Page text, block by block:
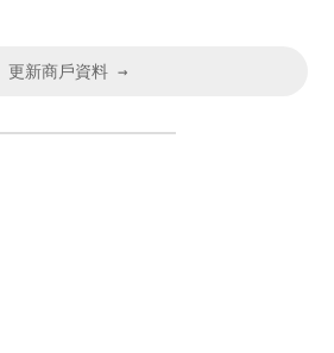
更新商戶資料 →